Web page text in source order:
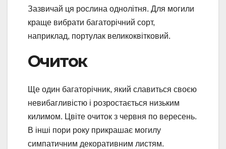
Зазвичай ця рослина однолітня. Для могили
краще вибрати багаторічний сорт,
наприклад, портулак великоквітковий.
Очиток
Ще один багаторічник, який славиться своєю
невибагливістю і розростається низьким
килимом. Цвіте очиток з червня по вересень.
В інші пори року прикрашає могилу
симпатичним декоративним листям.